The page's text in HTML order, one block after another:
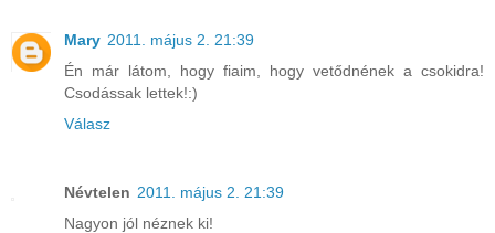
Mary 2011. május 2. 21:39
Én már látom, hogy fiaim, hogy vetődnének a csokidra!
Csodássak lettek!:)
Válasz
Névtelen 2011. május 2. 21:39
Nagyon jól néznek ki!